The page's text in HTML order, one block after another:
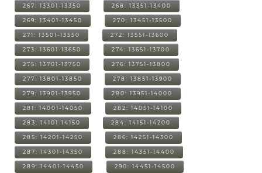
267: 13301-13350 268: 13351-13400
269: 13401-13450 270: 13451-13500
271: 13501-13550 272: 13551-13600
273: 13601-13650 274: 13651-13700
275: 13701-13750 276: 13751-13800
277: 13801-13850 278: 13851-13900
279: 13901-13950 280: 13951-14000
281: 14001-14050 282: 14051-14100
283: 14101-14150 284: 14151-14200
285: 14201-14250 286: 14251-14300
287: 14301-14350 288: 14351-14400
289: 14401-14450 290: 14451-14500